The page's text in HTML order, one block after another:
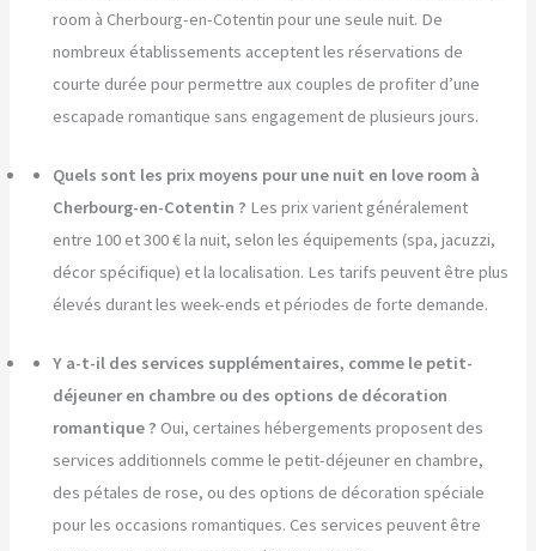
room à Cherbourg-en-Cotentin pour une seule nuit. De
nombreux établissements acceptent les réservations de
courte durée pour permettre aux couples de profiter d’une
escapade romantique sans engagement de plusieurs jours.
Quels sont les prix moyens pour une nuit en love room à
Cherbourg-en-Cotentin ? Les prix varient généralement
entre 100 et 300 € la nuit, selon les équipements (spa, jacuzzi,
décor spécifique) et la localisation. Les tarifs peuvent être plus
élevés durant les week-ends et périodes de forte demande.
Y a-t-il des services supplémentaires, comme le petit-
déjeuner en chambre ou des options de décoration
romantique ? Oui, certaines hébergements proposent des
services additionnels comme le petit-déjeuner en chambre,
des pétales de rose, ou des options de décoration spéciale
pour les occasions romantiques. Ces services peuvent être